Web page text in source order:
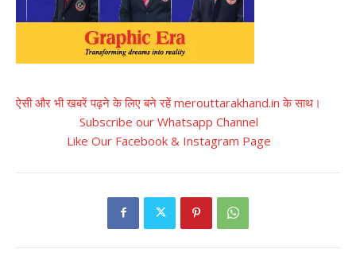
ऐसी और भी खबरें पढ़ने के लिए बने रहें merouttarakhand.in के साथ।
Subscribe our Whatsapp Channel
Like Our Facebook & Instagram Page